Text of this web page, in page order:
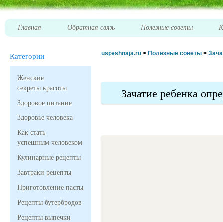
Главная Обратная связь Полезные советы
Категории
Женские
секреты красоты
Здоровое питание
Здоровье человека
Как стать
успешным человеком
Кулинарные рецепты
Завтраки рецепты
Приготовление пасты
Рецепты бутербродов
Рецепты выпечки
uspeshnaja.ru> Полезные советы>
Зачатие ребенка